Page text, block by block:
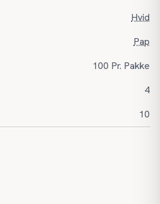
Hvid
Pap
100 Pr. Pakke
4
10